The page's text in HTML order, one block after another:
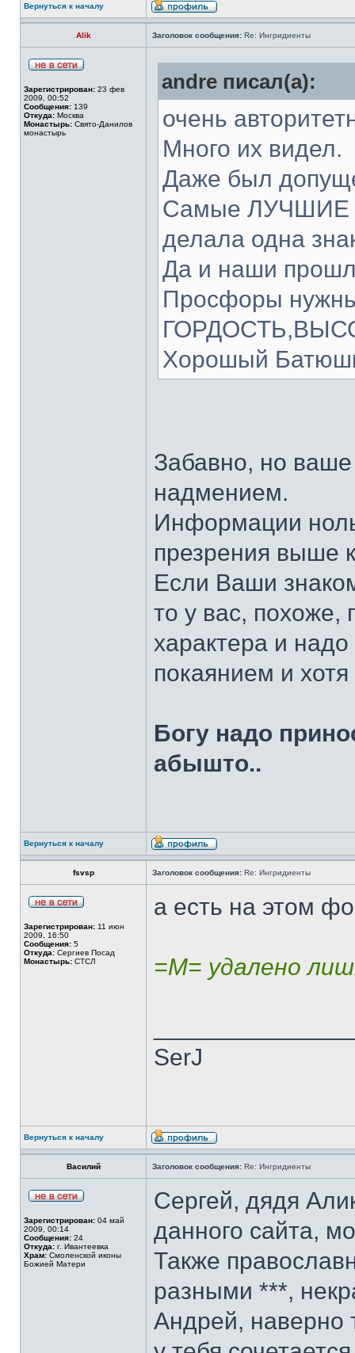
Вернуться к началу
Alik Заголовок сообщения: Re: Ингридиенты
Зарегистрирован: 23 фев
2009, 00:52
Сообщения: 139
Откуда: Москва
Монастырь: Свято-Данилов
монастырь
andre писал(а):
очень
Много их видел.
Даже был
Самые ЛУЧШИЕ
делала одна
Да и наши
Просфоры
Хорошый
Забавно, но
надмением.
Информации
презрения выше
Если Ваши
то у вас, похоже,
характера и
покаянием и
Богу надо
абышто..
Вернуться к началу
fsvsp Заголовок сообщения: Re: Ингридиенты
Зарегистрирован: 11 июн
2009, 16:50
Сообщения: 5
Откуда: Сергиев Посад
Монастырь: СТСЛ
а есть на этом
=М= удалено
SerJ
Вернуться к началу
Василий Заголовок сообщения: Re: Ингридиенты
Зарегистрирован: 04 май
2009, 00:14
Сообщения: 24
Откуда: г. Ивантеевка
Храм: Смоленской иконы
Божией Матери
Сергей, дядя
данного сайта,
Также
разными ***,
Андрей, наверно